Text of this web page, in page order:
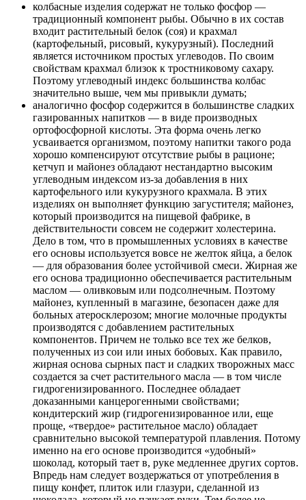
колбасные изделия содержат не только фосфор —
традиционный компонент рыбы. Обычно в их состав
входит растительный белок (соя) и крахмал
(картофельный, рисовый, кукурузный). Последний
является источником простых углеводов. По своим
свойствам крахмал близок к тростниковому сахару.
Поэтому углеводный индекс большинства колбас
значительно выше, чем мы привыкли думать;
аналогично фосфор содержится в большинстве сладких
газированных напитков — в виде производных
ортофосфорной кислоты. Эта форма очень легко
усваивается организмом, поэтому напитки такого рода
хорошо компенсируют отсутствие рыбы в рационе;
кетчуп и майонез обладают нестандартно высоким
углеводным индексом из-за добавления в них
картофельного или кукурузного крахмала. В этих
изделиях он выполняет функцию загустителя; майонез,
который производится на пищевой фабрике, в
действительности совсем не содержит холестерина.
Дело в том, что в промышленных условиях в качестве
его основы используется вовсе не желток яйца, а белок
— для образования более устойчивой смеси. Жирная же
его основа традиционно обеспечивается растительным
маслом — оливковым или подсолнечным. Поэтому
майонез, купленный в магазине, безопасен даже для
больных атеросклерозом; многие молочные продукты
производятся с добавлением растительных
компонентов. Причем не только все тех же белков,
полученных из сои или иных бобовых. Как правило,
жирная основа сырных паст и сладких творожных масс
создается за счет растительного масла — в том числе
гидрогенизированного. Последнее обладает
доказанными канцерогенными свойствами;
кондитерский жир (гидрогенизированное или, еще
проще, «твердое» растительное масло) обладает
сравнительно высокой температурой плавления. Потому
именно на его основе производится «удобный»
шоколад, который тает в, руке медленнее других сортов.
Впредь нам следует воздержаться от употребления в
пищу конфет, плиток или глазури, сделанной из